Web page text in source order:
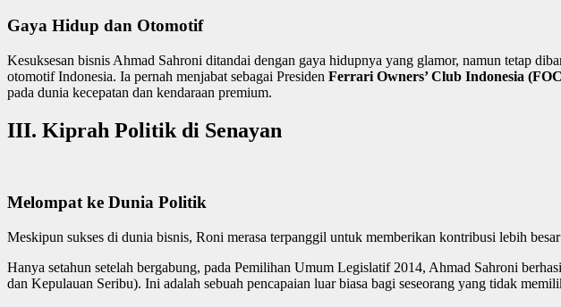
Gaya Hidup dan Otomotif
Kesuksesan bisnis Ahmad Sahroni ditandai dengan gaya hidupnya yang glamor, namun tetap
otomotif Indonesia. Ia pernah menjabat sebagai Presiden Ferrari Owners’ Club Indonesia
pada dunia kecepatan dan kendaraan premium.
III. Kiprah Politik di Senayan
Melompat ke Dunia Politik
Meskipun sukses di dunia bisnis, Roni merasa terpanggil untuk memberikan kontribusi lebih
Hanya setahun setelah bergabung, pada Pemilihan Umum Legislatif 2014, Ahmad Sahroni
dan Kepulauan Seribu). Ini adalah sebuah pencapaian luar biasa bagi seseorang yang tidak